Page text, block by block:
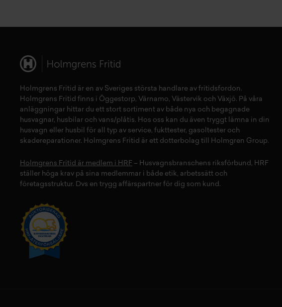
Holmgrens Fritid är en av Sveriges största handlare av fritidsfordon .
Holmgrens Fritid finns i Öggestorp, Värnamo, Västervik och Växjö. På våra
anläggningar hittar du ett stort sortiment av både nya och begagnade
husvagnar, husbilar och vans/plåtis. Hos oss kan du även tryggt lämna in din
husvagn eller husbil för all typ av service, fukttester, gasoltester och
skadereparationer. Holmgrens Fritid är ett dotterbolag till Holmgren Group.
Holmgrens Fritid är medlem i HRF – Husvagnsbranschens riksförbund, HRF
ställer höga krav på sina medlemmar i både etik, arbetssätt och
företagsstruktur. Dvs en trygg affärspartner för dig som kund.